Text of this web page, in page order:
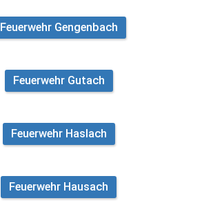
Feuerwehr Gengenbach
Feuerwehr Gutach
Feuerwehr Haslach
Feuerwehr Hausach